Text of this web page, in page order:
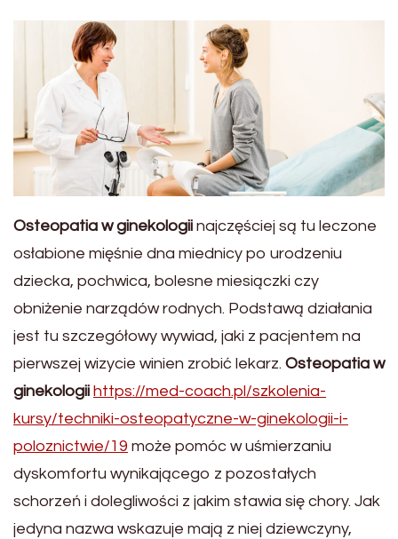
Osteopatia w ginekologii najczęściej są tu leczone
osłabione mięśnie dna miednicy po urodzeniu
dziecka, pochwica, bolesne miesiączki czy
obniżenie narządów rodnych. Podstawą działania
jest tu szczegółowy wywiad, jaki z pacjentem na
pierwszej wizycie winien zrobić lekarz. Osteopatia w
ginekologii https://med-coach.pl/szkolenia-
kursy/techniki-osteopatyczne-w-ginekologii-i-
poloznictwie/19 może pomóc w uśmierzaniu
dyskomfortu wynikającego z pozostałych
schorzeń i dolegliwości z jakim stawia się chory. Jak
jedyna nazwa wskazuje mają z niej dziewczyny,